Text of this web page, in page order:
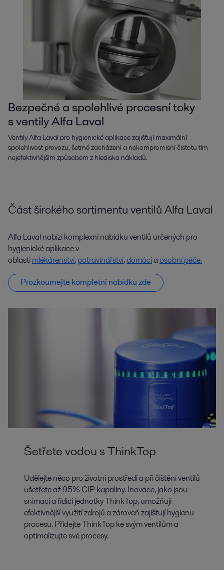
Bezpečné a spolehlivé procesní toky
s ventily Alfa Laval
Ventily Alfa Laval pro hygienické aplikace zajišťují maximální
spolehlivost provozu, šetrné zacházení a nekompromisní čistotu tím
nejefektivnějším způsobem z hlediska nákladů.
Část širokého sortimentu ventilů Alfa Laval
Alfa Laval nabízí komplexní nabídku ventilů určených pro
hygienické aplikace v
oblastimlékárenství,potravinářství,domácíaosobní péče.
Prozkoumejte kompletní nabídku zde
Šetřete vodou s ThinkTop
Udělejte něco pro životní prostředí a při čištění ventilů
ušetřete až 95% CIP kapaliny. Inovace, jako jsou
snímací a řídicí jednotky ThinkTop, umožňují
efektivnější využití zdrojů a zároveň zajišťují hygienu
procesu. Přidejte ThinkTop ke svým ventilům a
optimalizujte své procesy.